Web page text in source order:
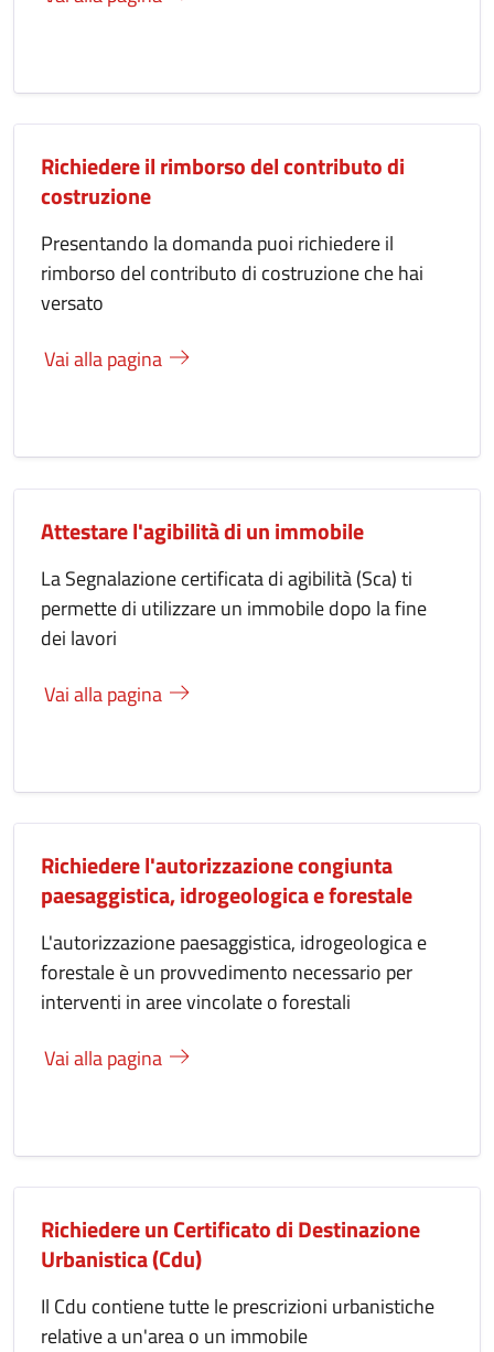
Richiedere il rimborso del contributo di
costruzione
Presentando la domanda puoi richiedere il
rimborso del contributo di costruzione che hai
versato
Vai alla pagina
Attestare l'agibilità di un immobile
La Segnalazione certificata di agibilità (Sca) ti
permette di utilizzare un immobile dopo la fine
dei lavori
Vai alla pagina
Richiedere l'autorizzazione congiunta
paesaggistica, idrogeologica e forestale
L'autorizzazione paesaggistica, idrogeologica e
forestale è un provvedimento necessario per
interventi in aree vincolate o forestali
Vai alla pagina
Richiedere un Certificato di Destinazione
Urbanistica (Cdu)
Il Cdu contiene tutte le prescrizioni urbanistiche
relative a un'area o un immobile